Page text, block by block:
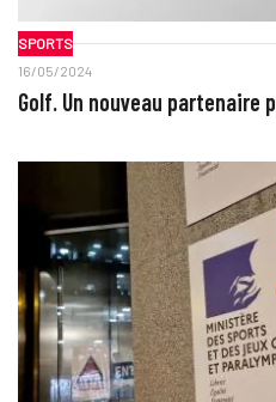
SPORTS
16/05/2024
Golf. Un nouveau partenaire